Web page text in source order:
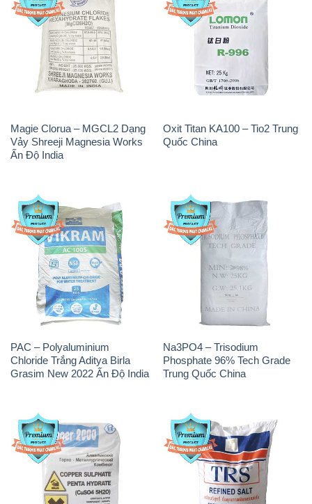
Magie Clorua – MGCL2 Dạng
Vảy Shreeji Magnesia Works
Ấn Độ India
Oxit Titan KA100 – Tio2 Trung
PAC – Polyaluminium
Chloride Trắng Aditya Birla
Grasim New 2022 Ấn Độ India
Phosphate 96% Tech Grade
Trung Quốc China
CuSO4 – Đồng Sunfat Nga
Muối NaCL – Sodium Chloride
TRS Thái Lan